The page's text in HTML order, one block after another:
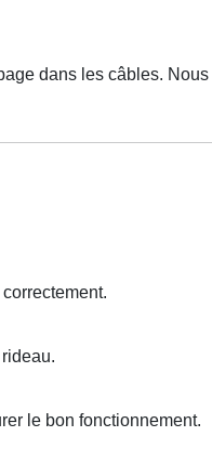
dans les câbles.
le bon fonctionnement.